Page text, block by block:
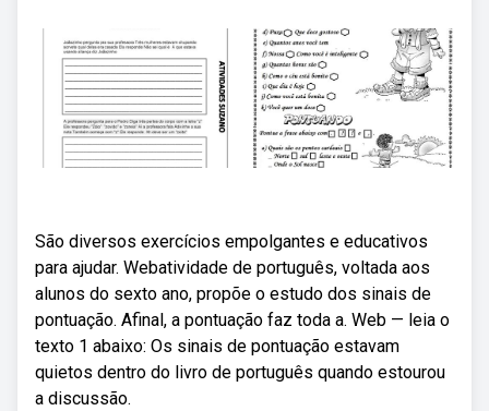
São diversos exercícios empolgantes e educativos
para ajudar. Webatividade de português, voltada aos
alunos do sexto ano, propõe o estudo dos sinais de
pontuação. Afinal, a pontuação faz toda a. Web — leia o
texto 1 abaixo: Os sinais de pontuação estavam
quietos dentro do livro de português quando estourou
a discussão.